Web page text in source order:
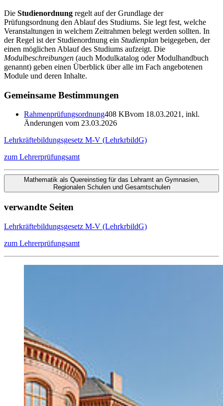
Die Studienordnung regelt auf der Grundlage der
Prüfungsordnung den Ablauf des Studiums. Sie legt fest, welche
Veranstaltungen in welchem Zeitrahmen belegt werden sollten. In
der Regel ist der Studienordnung ein Studienplan beigegeben, der
einen möglichen Ablauf des Studiums aufzeigt. Die
Modulbeschreibungen (auch Modulkatalog oder Modulhandbuch
genannt) geben einen Überblick über alle im Fach angebotenen
Module und deren Inhalte.
Gemeinsame Bestimmungen
Rahmenprüfungsordnung408 KBvom 18.03.2021, inkl.
Änderungen vom 23.03.2026
Lehrkräftebildungsgesetz M-V (LehrkrbildG)
zum Lehrerprüfungsamt
Mathematik als Quereinstieg für das Lehramt an Gymnasien,
Regionalen Schulen und Gesamtschulen
Prüfungs- und Studienordnung
Zentrales Prüfungsamt
Bärbel Hannöver
Raum 2.04
verwandte Seiten
Lehrkräftebildungsgesetz M-V (LehrkrbildG)
zum Lehrerprüfungsamt